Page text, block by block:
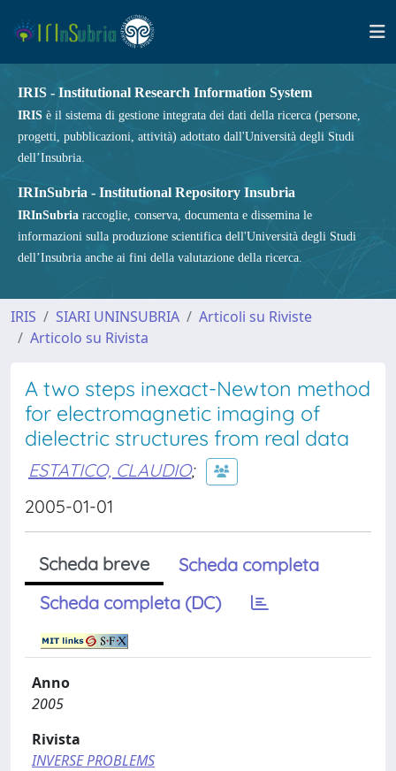
IRIS - Institutional Research Information System
IRIS è il sistema di gestione integrata dei dati della ricerca (persone,
progetti, pubblicazioni, attività) adottato dall'Università degli Studi
dell’Insubria.
IRInSubria - Institutional Repository Insubria
IRInSubria raccoglie, conserva, documenta e dissemina le
informazioni sulla produzione scientifica dell'Università degli Studi
dell’Insubria anche ai fini della valutazione della ricerca.
IRIS SIARI UNINSUBRIA
Articoli su Riviste
Articolo su Rivista
A two steps inexact-Newton method
for electromagnetic imaging of
dielectric structures from real data
ESTATICO, CLAUDIO;
2005-01-01
Scheda breve
Scheda completa
Scheda completa (DC)
Anno
2005
Rivista
INVERSE PROBLEMS